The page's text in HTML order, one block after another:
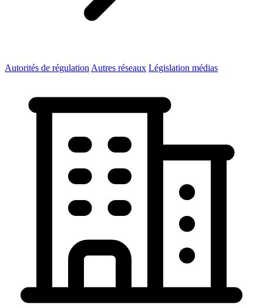
Autorités de régulation Autres réseaux Législation médias